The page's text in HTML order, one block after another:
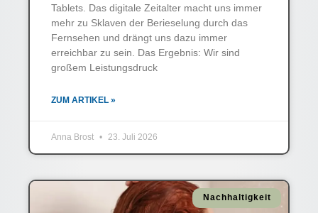
Tablets. Das digitale Zeitalter macht uns immer
mehr zu Sklaven der Berieselung durch das
Fernsehen und drängt uns dazu immer
erreichbar zu sein. Das Ergebnis: Wir sind
großem Leistungsdruck
ZUM ARTIKEL »
Anna Brost 23. Juli 2026
Nachhaltigkeit